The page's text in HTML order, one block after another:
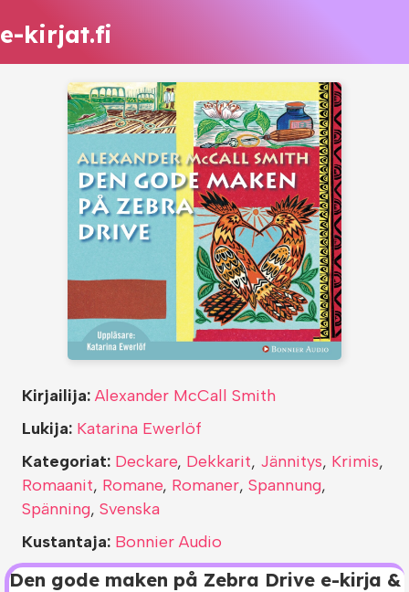
e-kirjat.fi
Den gode maken på Zebra Drive e-kirja &
Kirjailija: Alexander McCall Smith
Lukija: Katarina Ewerlöf
Kategoriat: Deckare, Dekkarit, Jännitys, Krimis,
Romaanit, Romane, Romaner, Spannung,
Spänning, Svenska
Kustantaja: Bonnier Audio